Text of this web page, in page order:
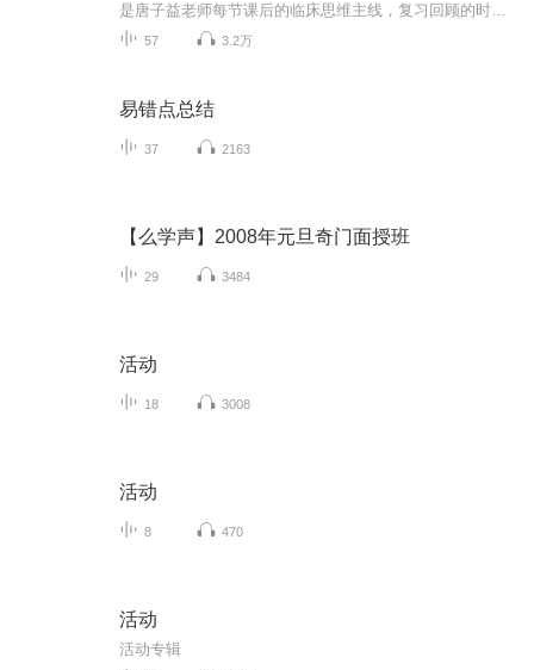
57 3.2万
易错点总结
37 2163
【么学声】2008年元旦奇门面授班
29 3484
活动
18 3008
活动
8 470
活动
活动专辑